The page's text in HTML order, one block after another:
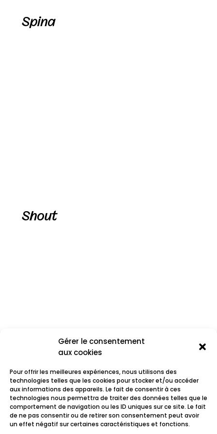
Gérer le consentement
aux cookies
Pour offrir les meilleures expériences, nous utilisons des
technologies telles que les cookies pour stocker et/ou accéder
aux informations des appareils. Le fait de consentir à ces
technologies nous permettra de traiter des données telles que le
comportement de navigation ou les ID uniques sur ce site. Le fait
de ne pas consentir ou de retirer son consentement peut avoir
un effet négatif sur certaines caractéristiques et fonctions.
Spina
Shout
Rocca